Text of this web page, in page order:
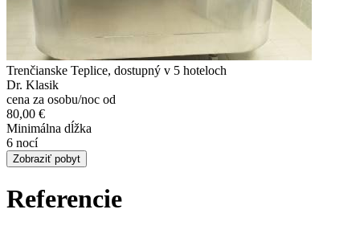
Trenčianske Teplice, dostupný v 5 hoteloch
Dr. Klasik
cena za osobu/noc od
80,00 €
Minimálna dĺžka
6 nocí
Zobraziť pobyt
Referencie